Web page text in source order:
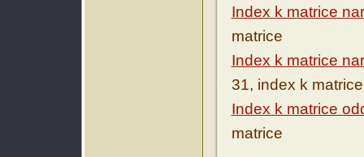
Index k matrice
matrice
Index k matrice
31, index k matrice
Index k matrice
matrice